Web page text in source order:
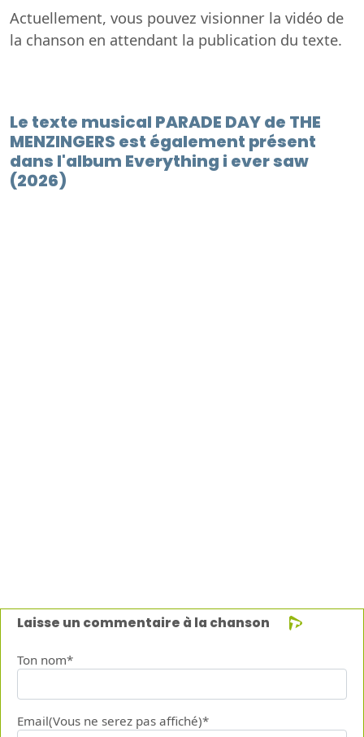
Actuellement, vous pouvez visionner la vidéo de
la chanson en attendant la publication du texte.
Le texte musical PARADE DAY de THE
MENZINGERS est également présent
dans l'album Everything i ever saw
(2026)
Laisse un commentaire à la chanson
Ton nom*
Email(Vous ne serez pas affiché)*